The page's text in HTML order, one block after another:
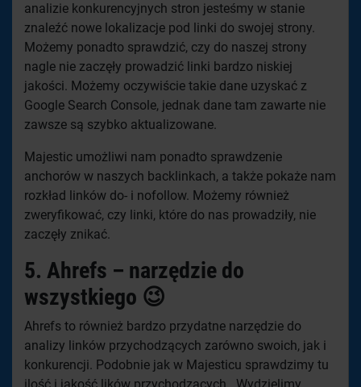
analizie konkurencyjnych stron jesteśmy w stanie
znaleźć nowe lokalizacje pod linki do swojej strony.
Możemy ponadto sprawdzić, czy do naszej strony
nagle nie zaczęły prowadzić linki bardzo niskiej
jakości. Możemy oczywiście takie dane uzyskać z
Google Search Console, jednak dane tam zawarte nie
zawsze są szybko aktualizowane.
Majestic umożliwi nam ponadto sprawdzenie
anchorów w naszych backlinkach, a także pokaże nam
rozkład linków do- i nofollow. Możemy również
zweryfikować, czy linki, które do nas prowadziły, nie
zaczęły znikać.
5. Ahrefs – narzędzie do
wszystkiego 😉
Ahrefs to również bardzo przydatne narzędzie do
analizy linków przychodzących zarówno swoich, jak i
konkurencji. Podobnie jak w Majesticu sprawdzimy tu